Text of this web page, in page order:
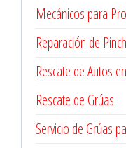
Mecánicos para
Reparación de
Rescate de Autos
Rescate de Grúas
Servicio de Grúas